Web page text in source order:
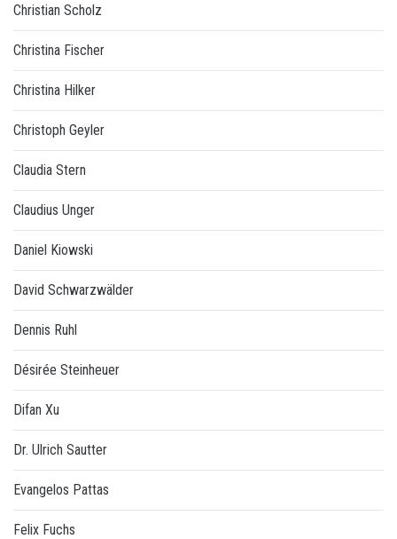
Christian Scholz
Christina Fischer
Christina Hilker
Christoph Geyler
Claudia Stern
Claudius Unger
Daniel Kiowski
David Schwarzwälder
Dennis Ruhl
Désirée Steinheuer
Difan Xu
Dr. Ulrich Sautter
Evangelos Pattas
Felix Fuchs